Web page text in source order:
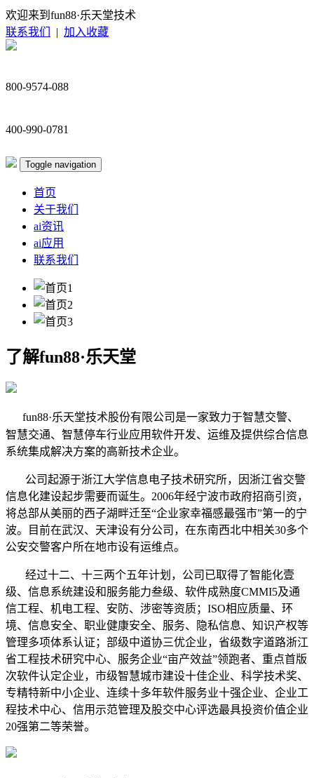
欢迎来到fun88·乐天堂技术
联系我们
| 加入收藏
800-9574-088
400-990-0781
Toggle navigation
首页
关于我们
ai资讯
ai应用
联系我们
了解fun88·乐天堂
fun88·乐天堂技术股份有限公司是一家致力于智慧交警、
智慧交通、智慧停车行业应用软件开发、运维及提供综合信息
系统集成解决方案的高新技术企业。
公司起源于浙江大学信息电子技术研究所，因浙江省交警
信息化建设起步需要而诞生。2006年经宁波市政府招商引资，
将总部从美丽的西子湖畔迁至“企业家幸福感最强市”第一的宁
波。目前在武汉、天津设有分公司，在东南西北中相关30多个
公安交警客户所在地市设有运维点。
经过十二、十三两个五年计划，公司已取得了智能化壹
级、信息系统建设和服务能力叁级、软件成熟度CMMI5及通
信工程、机电工程、安防、涉密等资质；ISO相应质量、环
境、信息安全、职业健康安全、服务、隐私信息、知识产权等
管理多项体系认证；部级中道协三优企业，省级数字道路浙江
省工程技术研究中心、服务企业“亩产效益”领跑者、重点首版
次软件认定企业，市级智慧城市建设十佳企业、科学技术奖、
专精特新中小企业、连续十多年软件服务业十强企业、企业工
程技术中心、信用示范管理及股交中心评选最具投资价值企业
20强第二等荣誉。